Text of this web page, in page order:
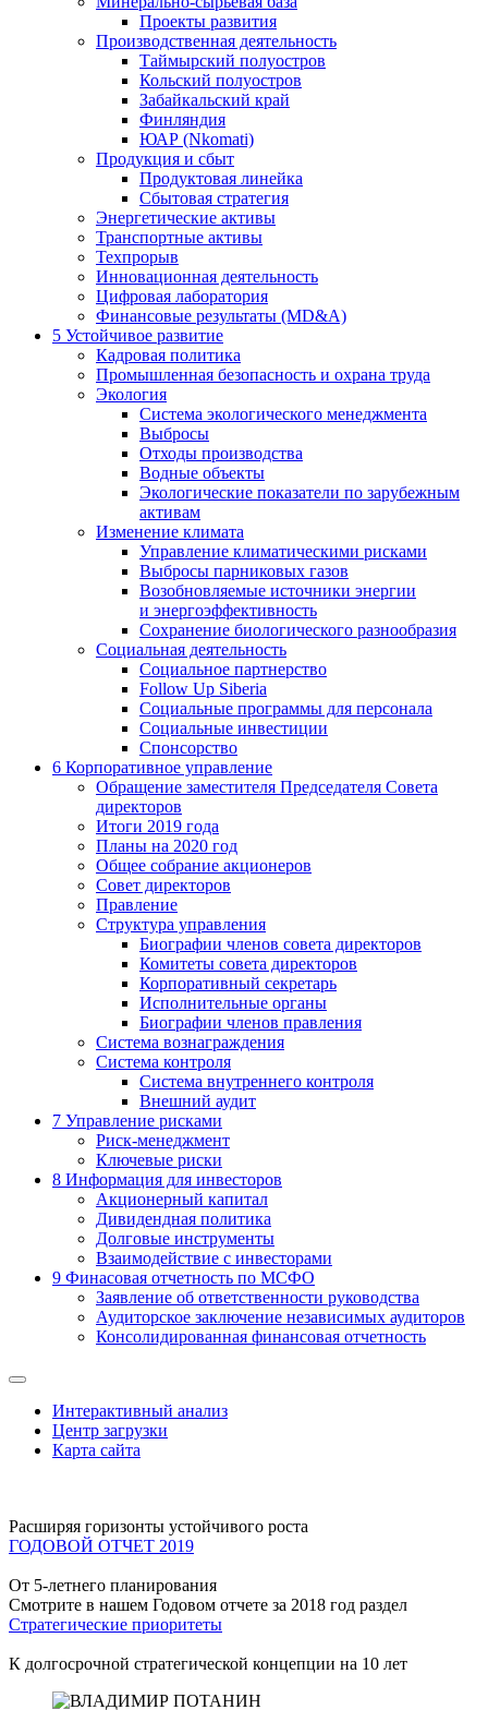
Проекты развития
Производственная деятельность
Таймырский полуостров
Кольский полуостров
Забайкальский край
Финляндия
ЮАР (Nkomati)
Продукция и сбыт
Продуктовая линейка
Сбытовая стратегия
Энергетические активы
Транспортные активы
Техпрорыв
Инновационная деятельность
Цифровая лаборатория
Финансовые результаты (MD&A)
5 Устойчивое развитие
Кадровая политика
Промышленная безопасность и охрана труда
Экология
Система экологического менеджмента
Выбросы
Отходы производства
Водные объекты
Экологические показатели по зарубежным
активам
Изменение климата
Управление климатическими рисками
Выбросы парниковых газов
Возобновляемые источники энергии
и энергоэффективность
Сохранение биологического разнообразия
Социальная деятельность
Социальное партнерство
Follow Up Siberia
Социальные программы для персонала
Социальные инвестиции
Спонсорство
6 Корпоративное управление
Обращение заместителя Председателя Совета
директоров
Итоги 2019 года
Планы на 2020 год
Общее собрание акционеров
Совет директоров
Правление
Структура управления
Биографии членов совета директоров
Комитеты совета директоров
Корпоративный секретарь
Исполнительные органы
Биографии членов правления
Система вознаграждения
Система контроля
Система внутреннего контроля
Внешний аудит
7 Управление рисками
Риск-менеджмент
Ключевые риски
8 Информация для инвесторов
Акционерный капитал
Дивидендная политика
Долговые инструменты
Взаимодействие с инвеcторами
9 Финасовая отчетность по МСФО
Заявление об ответственности руководства
Аудиторское заключение независимых аудиторов
Консолидированная финансовая отчетность
Интерактивный анализ
Центр загрузки
Карта сайта
Расширяя горизонты устойчивого роста
ГОДОВОЙ ОТЧЕТ 2019
От 5-летнего планирования
Смотрите в нашем Годовом отчете за 2018 год раздел
Стратегические приоритеты
К долгосрочной стратегической концепции на 10 лет